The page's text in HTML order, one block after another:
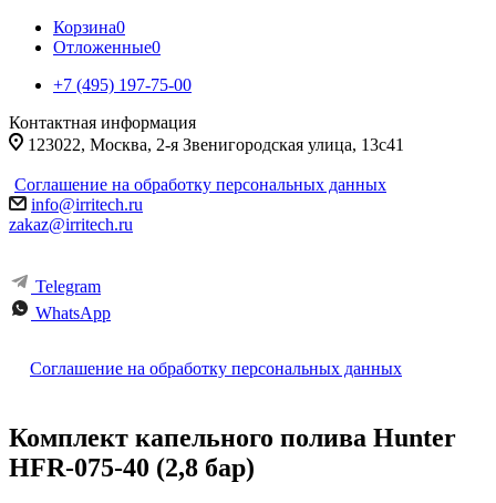
Корзина0
Отложенные0
+7 (495) 197-75-00
Контактная информация
123022, Москва, 2-я Звенигородская улица, 13с41
Соглашение на обработку персональных данных
info@irritech.ru
zakaz@irritech.ru
Telegram
WhatsApp
Соглашение на обработку персональных данных
Комплект капельного полива Hunter
HFR-075-40 (2,8 бар)